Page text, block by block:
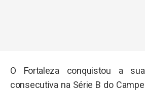
O Fortaleza conquistou a
consecutiva na Série B do